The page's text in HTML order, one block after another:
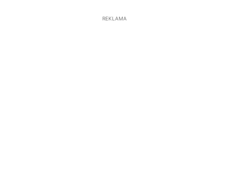
REKLAMA